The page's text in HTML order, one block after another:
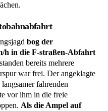
bog der
h in die F-straßen-Abfahrt
bereits mehrere
war frei. Der angeklagte
fahrenden
vor ihm in die freie
Als die Ampel auf